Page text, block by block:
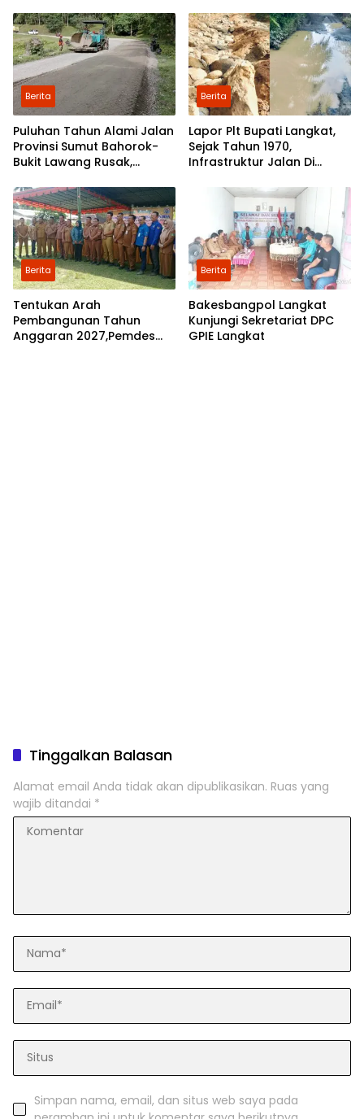
Berita
Puluhan Tahun Alami Jalan
Provinsi Sumut Bahorok-
Bukit Lawang Rusak,
Perbaikan
Berita
Lapor Plt Bupati Langkat,
Sejak Tahun 1970,
Infrastruktur Jalan Di
Diperhatikan Pemerintah
Kabupaten Langkat
Berita
Tentukan Arah
Pembangunan Tahun
Anggaran 2027,Pemdes
Berita
Bakesbangpol Langkat
Kunjungi Sekretariat DPC
GPIE Langkat
Tinggalkan Balasan
Alamat email Anda tidak akan dipublikasikan. Ruas yang
wajib ditandai *
Simpan nama, email, dan situs web saya pada